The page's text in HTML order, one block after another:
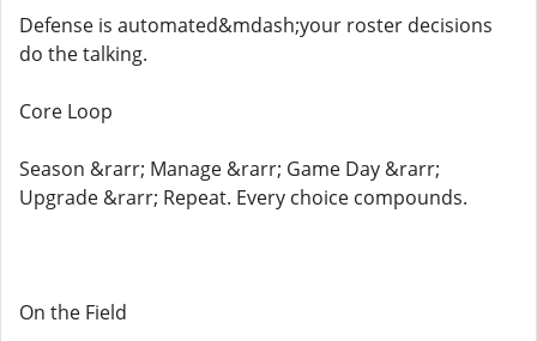
Defense is automated&mdash;your roster decisions
do the talking.
Core Loop
Season &rarr; Manage &rarr; Game Day &rarr;
Upgrade &rarr; Repeat. Every choice compounds.
On the Field